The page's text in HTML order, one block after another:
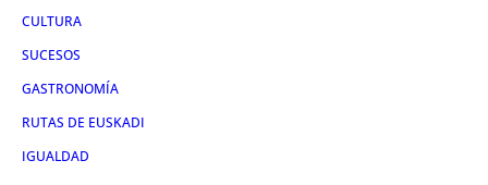
CULTURA
SUCESOS
GASTRONOMÍA
RUTAS DE EUSKADI
IGUALDAD